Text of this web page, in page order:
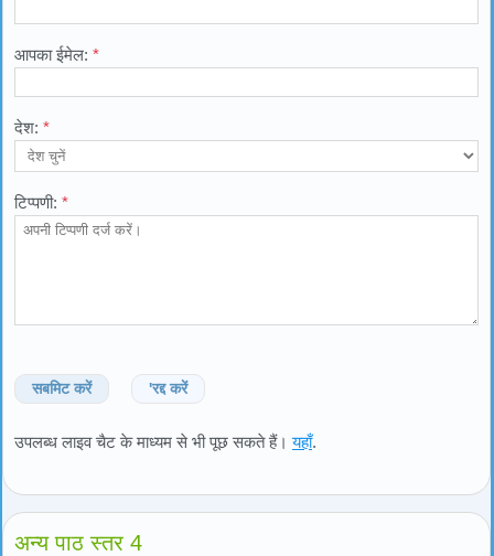
आपका ईमेल: *
देश: *
टिप्पणी: *
सबमिट करें 'रद्द करें
उपलब्ध लाइव चैट के माध्यम से भी पूछ सकते हैं।यहाँ.
अन्य पाठ स्तर 4